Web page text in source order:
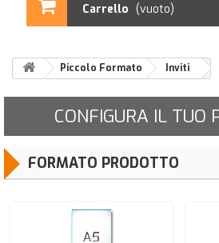
Carrello (vuoto)
Piccolo Formato Inviti
CONFIGURA IL TUO
FORMATO PRODOTTO